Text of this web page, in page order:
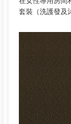
套裝（洗護發及